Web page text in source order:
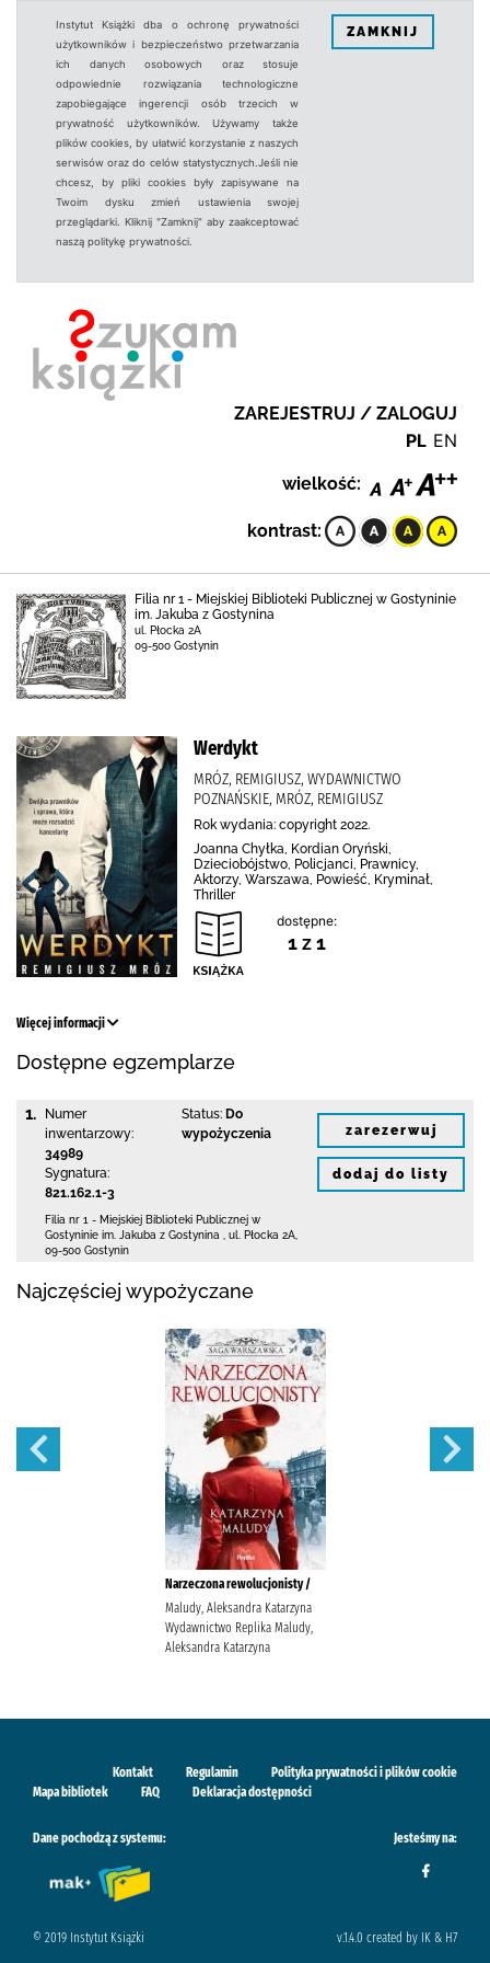
Instytut Książki dba o ochronę prywatności
użytkowników i bezpieczeństwo przetwarzania
ich danych osobowych oraz stosuje
odpowiednie rozwiązania technologiczne
zapobiegające ingerencji osób trzecich w
prywatność użytkowników. Używamy także
plików cookies, by ułatwić korzystanie z naszych
serwisów oraz do celów statystycznych.Jeśli nie
chcesz, by pliki cookies były zapisywane na
Twoim dysku zmień ustawienia swojej
przeglądarki. Kliknij "Zamknij" aby zaakceptować
naszą politykę prywatności.
ZAMKNIJ
ZAREJESTRUJ / ZALOGUJ
PL EN
wielkość:
kontrast:
Filia nr 1 - Miejskiej Biblioteki Publicznej w Gostyninie
im. Jakuba z Gostynina
ul. Płocka 2A
09-500 Gostynin
Werdykt
MRÓZ, REMIGIUSZ, WYDAWNICTWO
POZNAŃSKIE, MRÓZ, REMIGIUSZ
Rok wydania: copyright 2022.
Joanna Chyłka, Kordian Oryński,
Dzieciobójstwo, Policjanci, Prawnicy,
Aktorzy, Warszawa, Powieść, Kryminał,
Thriller
dostępne:
1 z 1
Więcej informacji
Dostępne egzemplarze
1.
Numer
inwentarzowy:
34989
Sygnatura:
821.162.1-3
Status: Do
wypożyczenia
Filia nr 1 - Miejskiej Biblioteki Publicznej w
Gostyninie im. Jakuba z Gostynina
ul. Płocka 2A
09-500 Gostynin
zarezerwuj
dodaj do listy
Najczęściej wypożyczane
Narzeczona rewolucjonisty /
Maludy, Aleksandra Katarzyna
Wydawnictwo Replika Maludy,
Aleksandra Katarzyna
Kontakt Regulamin
Polityka prywatności i plików cookie
Mapa bibliotek
FAQ Deklaracja dostępności
Dane pochodzą z systemu: Jesteśmy na:
© 2019 Instytut Książki v.1.4.0 created by IK & H7